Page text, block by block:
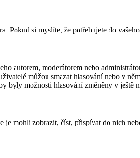
Pokud si myslíte, že potřebujete do
autorem, moderátorem nebo
můžou smazat hlasování nebo v
byly možnosti hlasování změněny v ještě
mohli zobrazit, číst, přispívat do nich